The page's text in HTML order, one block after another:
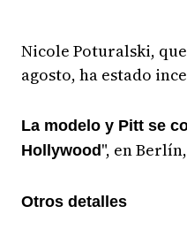
Nicole Poturalski,
agosto, ha estado
La modelo y Pitt se
Hollywood", en
Otros detalles